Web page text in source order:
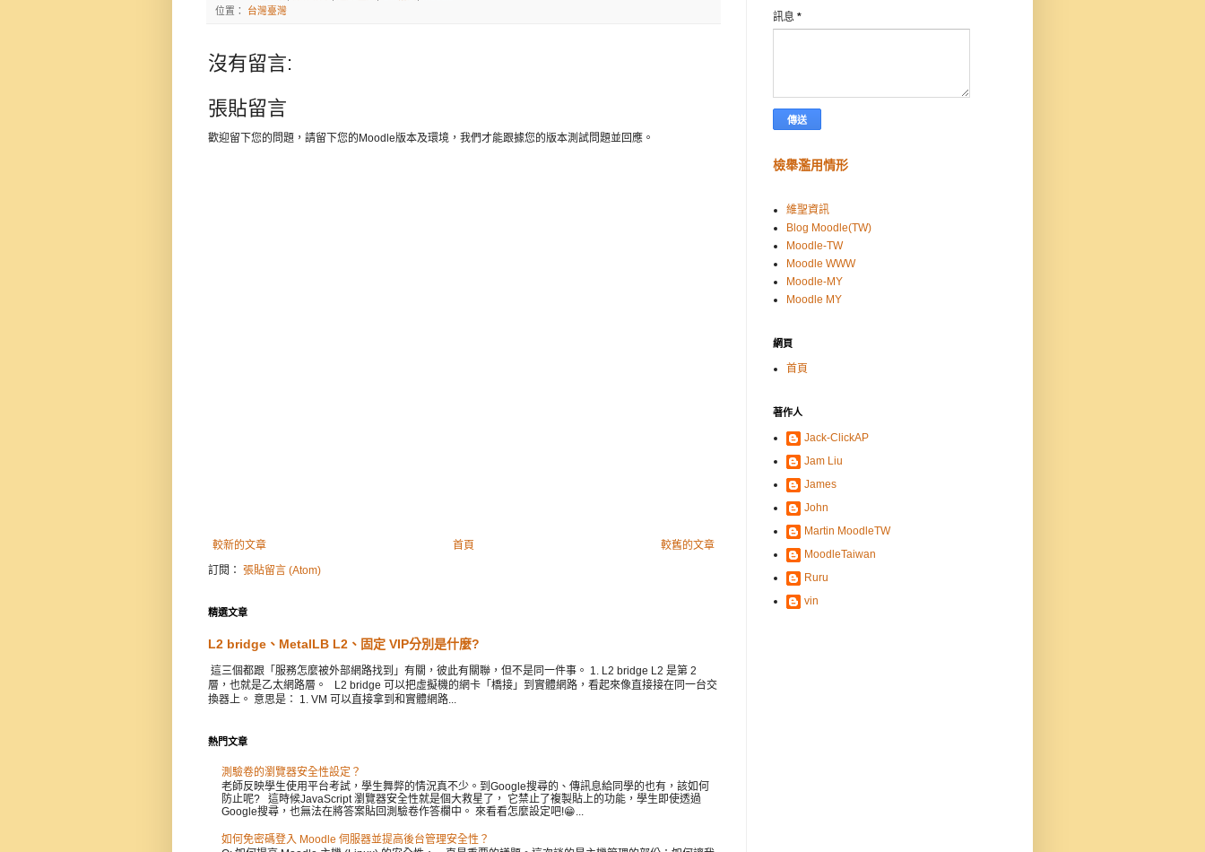
位置： 台灣臺灣
沒有留言:
張貼留言
歡迎留下您的問題，請留下您的Moodle版本及環境，我們才能跟據您的版本測試問題並回應。
較新的文章 較舊的文章
首頁
訂閱： 張貼留言 (Atom)
精選文章
L2 bridge、MetalLB L2、固定 VIP分別是什麼?
這三個都跟「服務怎麼被外部網路找到」有關，彼此有關聯，但不是同一件事。 1. L2 bridge L2 是第 2
層，也就是乙太網路層。 L2 bridge 可以把虛擬機的網卡「橋接」到實體網路，看起來像直接接在同一台交
換器上。 意思是： 1. VM 可以直接拿到和實體網路...
熱門文章
測驗卷的瀏覽器安全性設定？
老師反映學生使用平台考試，學生舞弊的情況真不少。到Google搜尋的、傳訊息給同學的也有，該如何
防止呢? 這時候JavaScript 瀏覽器安全性就是個大救星了， 它禁止了複製貼上的功能，學生即使透過
Google搜尋，也無法在將答案貼回測驗卷作答欄中。 來看看怎麼設定吧!😁...
如何免密碼登入 Moodle 伺服器並提高後台管理安全性？
訊息 *
檢舉濫用情形
維聖資訊
Blog Moodle(TW)
Moodle-TW
Moodle WWW
Moodle-MY
Moodle MY
網頁
首頁
著作人
Jack-ClickAP
Jam Liu
James
John
Martin MoodleTW
MoodleTaiwan
Ruru
vin